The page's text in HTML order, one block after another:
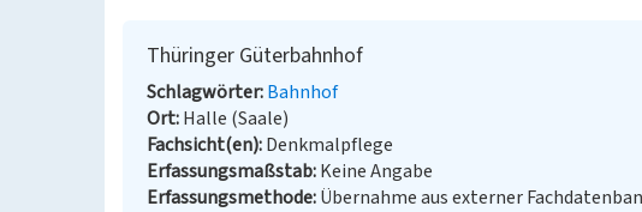
Thüringer Güterbahnhof
Schlagwörter Bahnhof
Ort Halle (Saale)
Fachsicht(en) Denkmalpflege
Erfassungsmaßstab Keine Angabe
Erfassungsmethode Übernahme aus externer